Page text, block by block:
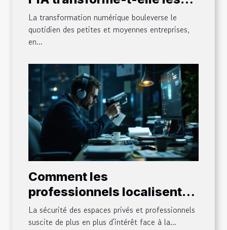
CRM pour les PME ?
La transformation numérique bouleverse le
quotidien des petites et moyennes entreprises,
en...
Comment les
professionnels localisent-
ils des dispositifs
d'espionnage cachés ?
La sécurité des espaces privés et professionnels
suscite de plus en plus d'intérêt face à la...